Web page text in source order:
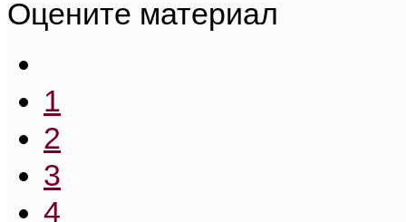
Оцените материал
1
2
3
4